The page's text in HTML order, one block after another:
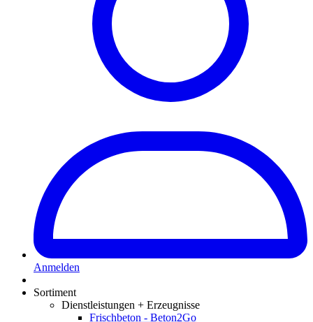
Anmelden
Sortiment
Dienstleistungen + Erzeugnisse
Frischbeton - Beton2Go